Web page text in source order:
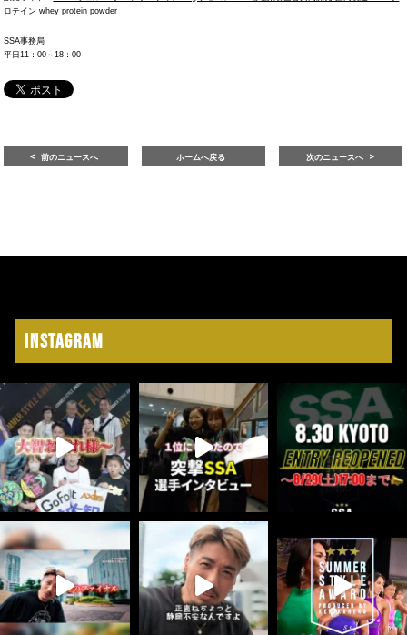
ロテイン whey protein powder
SSA事務局
平日11：00～18：00
前のニュースへ ホームへ戻る 次のニュースへ
Instagram